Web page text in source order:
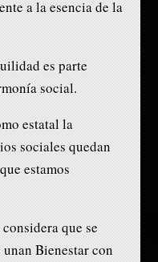
a la esencia de la
es parte
social.
estatal la
sociales quedan
estamos
que se
Bienestar con